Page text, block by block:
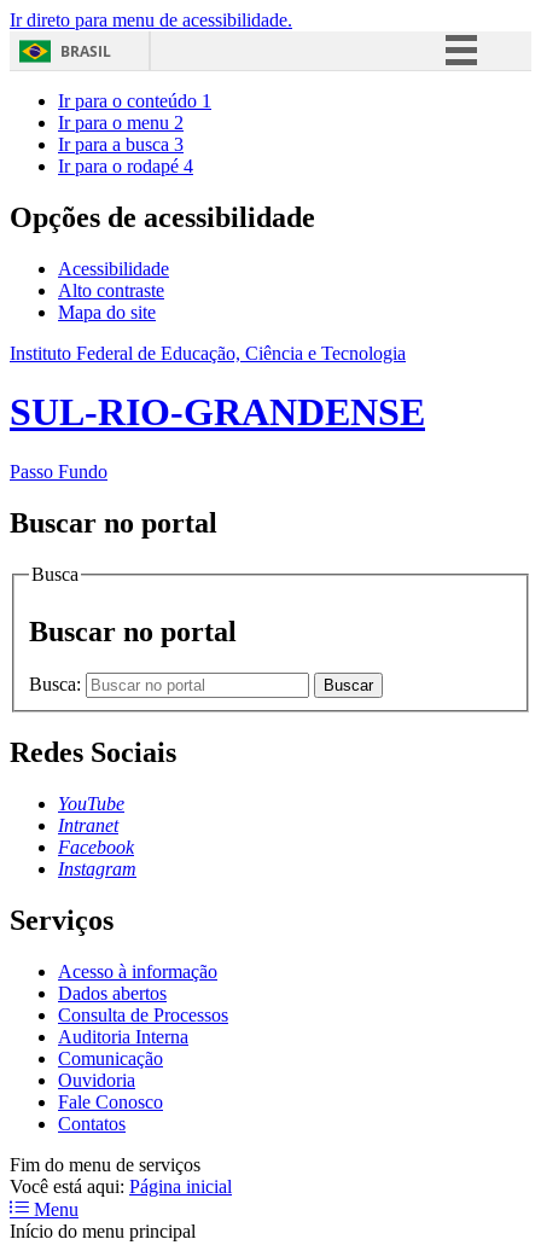
Ir direto para menu de acessibilidade.
BRASIL
Acesso à informação
Ir para o conteúdo 1
Ir para o menu 2
Ir para a busca 3
Ir para o rodapé 4
Opções de acessibilidade
Acessibilidade
Alto contraste
Mapa do site
Instituto Federal de Educação, Ciência e Tecnologia
SUL-RIO-GRANDENSE
Passo Fundo
Buscar no portal
Busca
Buscar no portal
Busca: Buscar
Redes Sociais
YouTube
Intranet
Facebook
Instagram
Serviços
Acesso à informação
Dados abertos
Consulta de Processos
Auditoria Interna
Comunicação
Ouvidoria
Fale Conosco
Contatos
Fim do menu de serviços
Você está aqui: Página inicial
Menu
Início do menu principal